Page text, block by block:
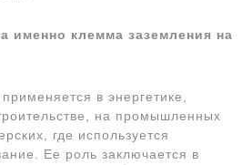
именно клемма заземления на
в энергетике,
на промышленных
где используется
Ее роль заключается в